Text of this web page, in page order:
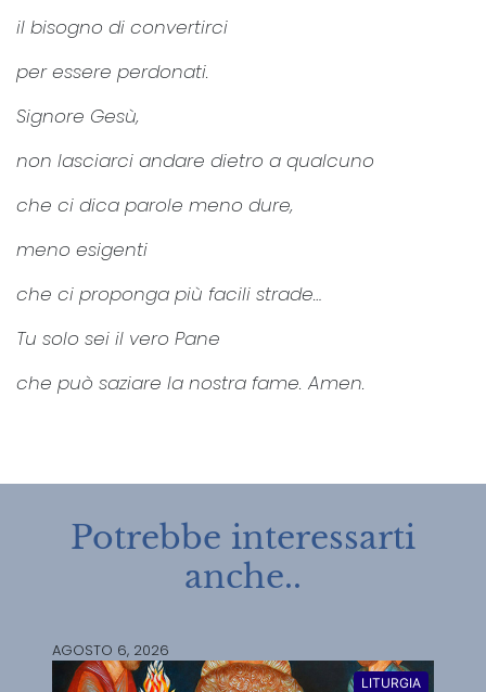
il bisogno di convertirci
per essere perdonati.
Signore Gesù,
non lasciarci andare dietro a qualcuno
che ci dica parole meno dure,
meno esigenti
che ci proponga più facili strade…
Tu solo sei il vero Pane
che può saziare la nostra fame. Amen.
Potrebbe interessarti
anche..
AGOSTO 6, 2026
LITURGIA